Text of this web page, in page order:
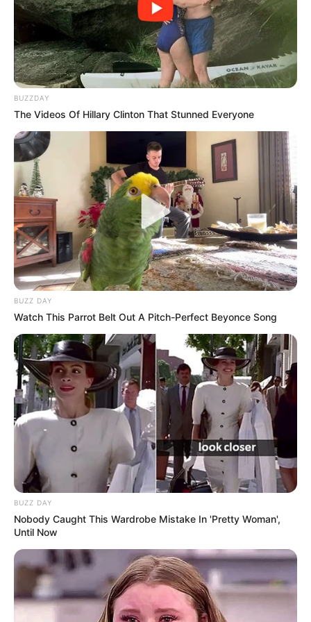
આગાહી કરી છે. પોરબંદર અને જૂનાગઢમાં પણ
અતિભારે વરસાદ વરસવાની આગાહી કરી છે.
BUZZDAY
The Videos Of Hillary Clinton That Stunned Everyone
BUZZ DAY
Watch This Parrot Belt Out A Pitch-Perfect Beyonce Song
BUZZ DAY
Nobody Caught This Wardrobe Mistake In 'Pretty Woman',
Until Now